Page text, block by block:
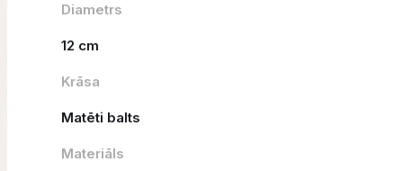
Diametrs
12 cm
Krāsa
Matēti balts
Materiāls